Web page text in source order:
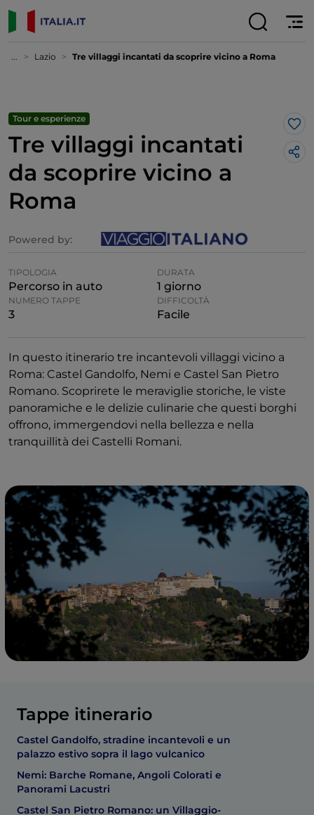
... Lazio Tre villaggi incantati da scoprire vicino a Roma
Tour e esperienze
Tre villaggi incantati
da scoprire vicino a
Roma
Powered by:
TIPOLOGIA
Percorso in auto
DURATA
1 giorno
NUMERO TAPPE
3
DIFFICOLTÀ
Facile
In questo itinerario tre incantevoli villaggi vicino a
Roma: Castel Gandolfo, Nemi e Castel San Pietro
Romano. Scoprirete le meraviglie storiche, le viste
panoramiche e le delizie culinarie che questi borghi
offrono, immergendovi nella bellezza e nella
tranquillità dei Castelli Romani.
Tappe itinerario
Castel Gandolfo, stradine incantevoli e un
palazzo estivo sopra il lago vulcanico
Nemi: Barche Romane, Angoli Colorati e
Panorami Lacustri
Castel San Pietro Romano: un Villaggio-